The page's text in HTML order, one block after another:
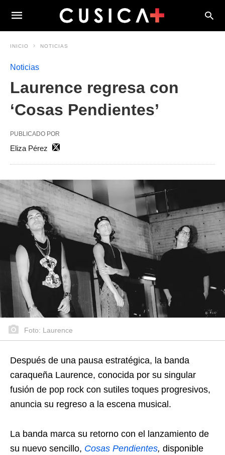
INICIO NOTICIAS
Noticias
Laurence regresa con
‘Cosas Pendientes’
PUBLICADO POR
Eliza Pérez
Foto: Laurence
Después de una pausa estratégica, la banda
caraqueña Laurence, conocida por su singular
fusión de pop rock con sutiles toques progresivos,
anuncia su regreso a la escena musical.
La banda marca su retorno con el lanzamiento de
su nuevo sencillo, Cosas Pendientes, disponible